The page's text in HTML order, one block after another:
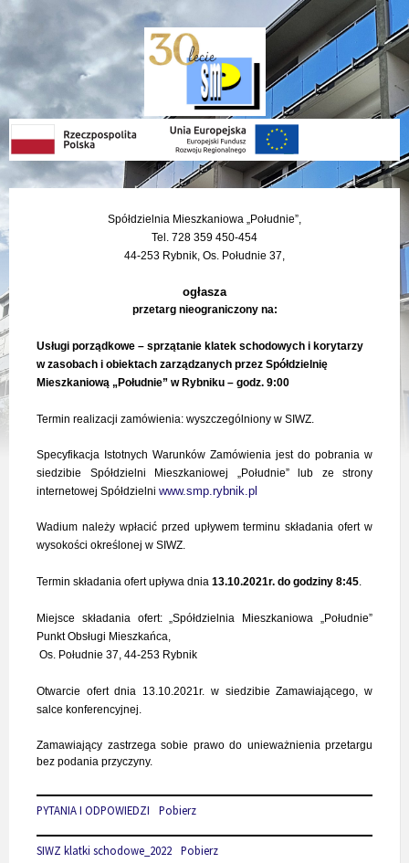
Skip
to
Skip
to
Skip
to
Skip
to
Spółdzielnia Mieszkaniowa „Południe”,
Tel. 728 359 450-454
44-253 Rybnik, Os. Południe 37,
ogłasza
przetarg nieograniczony na:
Usługi porządkowe – sprzątanie klatek schodowych i korytarzy
w zasobach i obiektach zarządzanych przez Spółdzielnię
Mieszkaniową „Południe” w Rybniku – godz. 9:00
Termin realizacji zamówienia: wyszczególniony w SIWZ.
Specyfikacja Istotnych Warunków Zamówienia jest do pobrania w
siedzibie Spółdzielni Mieszkaniowej „Południe” lub ze strony
internetowej Spółdzielni www.smp.rybnik.pl
Wadium należy wpłacić przed upływem terminu składania ofert w
wysokości określonej w SIWZ.
Termin składania ofert upływa dnia 13.10.2021r. do godziny 8:45.
Miejsce składania ofert: „Spółdzielnia Mieszkaniowa „Południe”
Punkt Obsługi Mieszkańca,
Os. Południe 37, 44-253 Rybnik
Otwarcie ofert dnia 13.10.2021r. w siedzibie Zamawiającego, w
salce konferencyjnej.
Zamawiający zastrzega sobie prawo do unieważnienia przetargu
bez podania przyczyny.
PYTANIA I ODPOWIEDZI Pobierz
SIWZ klatki schodowe_2022 Pobierz